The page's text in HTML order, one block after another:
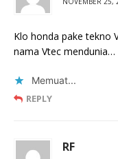
Klo honda pake tekno
nama Vtec mendunia…
Memuat...
REPLY
RF